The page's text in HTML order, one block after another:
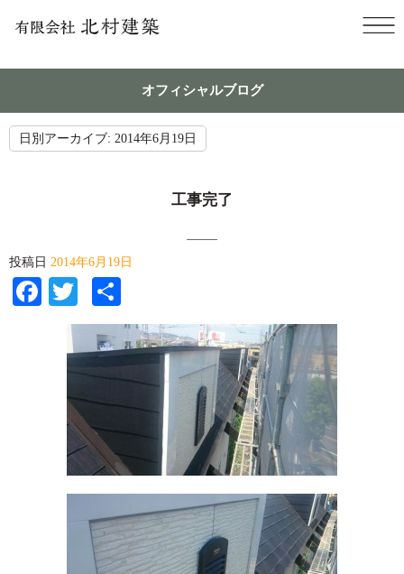
オフィシャルブログ
日別アーカイブ: 2014年6月19日
工事完了
投稿日 2014年6月19日
Facebook
Twitter
有